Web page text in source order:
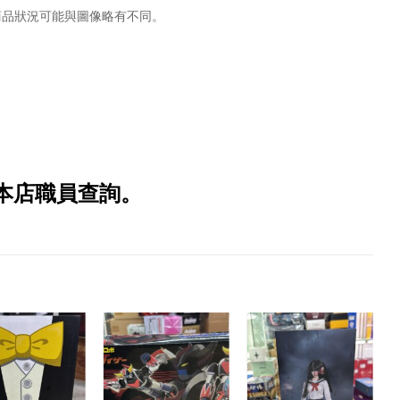
狀況可能與圖像略有不同。
職員查詢。